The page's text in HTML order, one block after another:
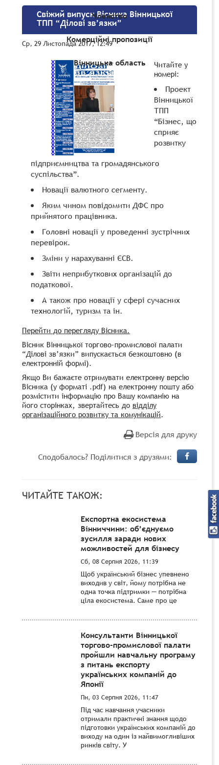
Членство
Комерційні пропозиції
Вінницька область
Свіжий випуск Вісника Вінницької
ТПП “Ділові зв’язки”
Ср, 29 Листопада 2017, 12:49
Читайте у
номері:
Проект
Вінницької
ТПП
“Бізнес, що
сприяє
розвитку
підприємництва та громадянського
суспільства”.
Новації валютного сегменту.
Яким чином повідомити ДФС про
прийнятого працівника.
Головні новації у проведенні зустрічних
перевірок.
Зміни у нарахуванні ЄСВ.
Звіти неприбуткових організацій до
податкової.
А також про новації у сфері сучасних
технологій, туризм та ін.
Перейти до перегляду Вісника.
Вісник Вінницької торгово-промислової палати
“Ділові зв’язки” випускається безкоштовно (в
електронній формі).
Якщо Ви бажаєте отримувати електронну версію
Вісника (у форматі .pdf) на електронну поштуабо
розмістити інформацію про Вашу компанію на
його сторінках, звертайтесь до відділу
організаційного розвитку та комунікацій.
Версія для друку
Сподобалось? Поділитися з друзями:
ЧИТАЙТЕ ТАКОЖ:
Експортна екосистема
Вінниччини: об’єднуємо
зусилля заради нових
можливостей для бізнесу
Сб, 08 Серпня 2026, 11:39
Щоб український бізнес упевнено
виходив у світ, йому потрібна не
одна точка підтримки — потрібна
ціла екосистема. Саме про це
Консультанти Вінницької
торгово-промислової палати
пройшли навчальну програму
з питань експорту
українських компаній до
Японії
Пн, 03 Серпня 2026, 11:47
Під час навчання учасники
отримали практичні знання щодо
підготовки українських компаній до
виходу на один із найвимогливіших
ринків світу. У